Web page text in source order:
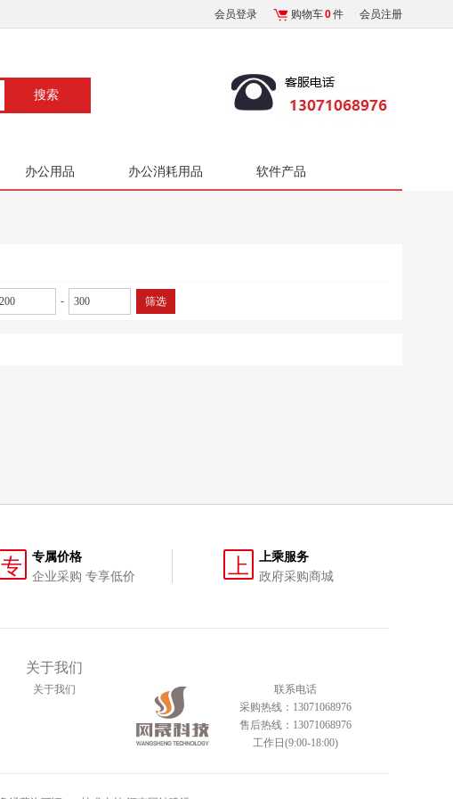
会员登录 购物车0件 会员注册
办公用品 办公消耗用品 软件产品
- 筛选
专
专属价格
企业采购 专享低价
上
上乘服务
政府采购商城
关于我们
关于我们
联系电话
采购热线：13071068976
售后热线：13071068976
工作日(9:00-18:00)